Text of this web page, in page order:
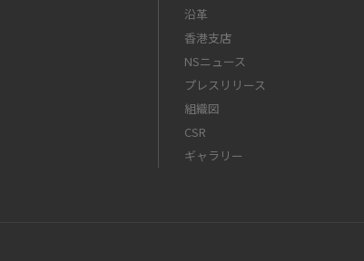
沿革
香港支店
NSニュース
プレスリリース
組織図
CSR
ギャラリー